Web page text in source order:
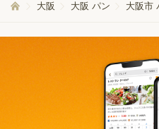
大阪 大阪 パン 大阪市